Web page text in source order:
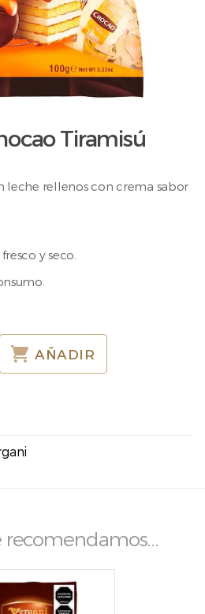
Tiramisú
leche rellenos con crema sabor
y seco.
AÑADIR
recomendamos…